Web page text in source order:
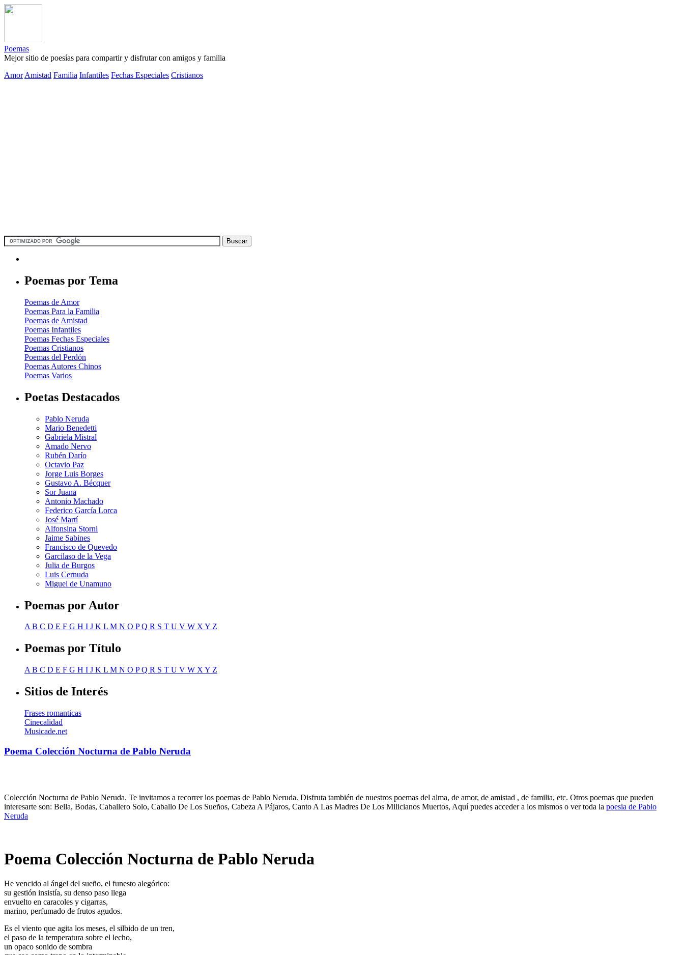
Poemas
Mejor sitio de poesías para compartir y disfrutar con amigos y familia
Amor Amistad Familia Infantiles Fechas Especiales Cristianos
Poemas por Tema
Poemas de Amor
Poemas Para la Familia
Poemas de Amistad
Poemas Infantiles
Poemas Fechas Especiales
Poemas Cristianos
Poemas del Perdón
Poemas Autores Chinos
Poemas Varios
Poetas Destacados
Pablo Neruda
Mario Benedetti
Gabriela Mistral
Amado Nervo
Rubén Darío
Octavio Paz
Jorge Luis Borges
Gustavo A. Bécquer
Sor Juana
Antonio Machado
Federico García Lorca
José Martí
Alfonsina Storni
Jaime Sabines
Francisco de Quevedo
Garcilaso de la Vega
Julia de Burgos
Luis Cernuda
Miguel de Unamuno
Poemas por Autor
AB C D E F G H I J K L M N O PQ R S T U V W XY Z
Poemas por Título
A B C D E F G H I J K L M N O PQ R S T U V W X Y Z
Sitios de Interés
Frases romanticas
Cinecalidad
Musicade.net
Poema Colección Nocturna de Pablo Neruda
Colección Nocturna de Pablo Neruda. Te invitamos a recorrer los poemas de Pablo Neruda. Disfruta también de nuestros poemas del alma, de amor, de amistad , de familia, etc. Otros poemas que pueden
interesarte son: Bella, Bodas, Caballero Solo, Caballo De Los Sueños, Cabeza A Pájaros, Canto A Las Madres De Los Milicianos Muertos, Aquí puedes acceder a los mismos o ver toda la poesia de Pablo
Neruda
Poema Colección Nocturna de Pablo Neruda
He vencido al ángel del sueño, el funesto alegórico:
su gestión insistía, su denso paso llega
envuelto en caracoles y cigarras,
marino, perfumado de frutos agudos.
Es el viento que agita los meses, el silbido de un tren,
el paso de la temperatura sobre el lecho,
un opaco sonido de sombra